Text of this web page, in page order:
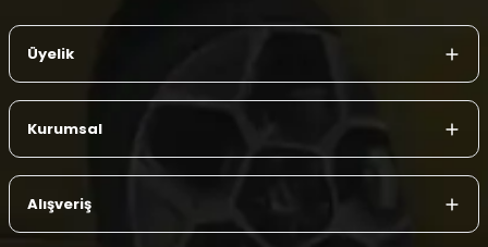
Üyelik
Kurumsal
Alışveriş